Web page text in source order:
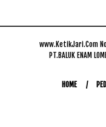
www.KetikJari.Com
PT.BALUK ENAM
HOME